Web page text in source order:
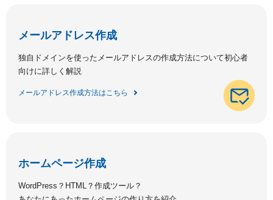
メールアドレス作成
独自ドメインを使ったメールアドレスの作成方法について初心者
向けに詳しく解説
メールアドレス作成方法はこちら
ホームページ作成
WordPress？HTML？作成ツール？